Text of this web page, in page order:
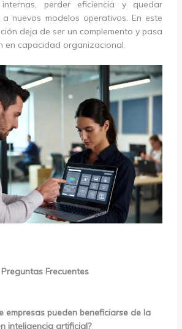
perder eficiencia y quedar
nuevos modelos operativos. En este
deja de ser un complemento y pasa
en capacidad organizacional.
Preguntas Frecuentes
empresas pueden beneficiarse de la
inteligencia artificial?